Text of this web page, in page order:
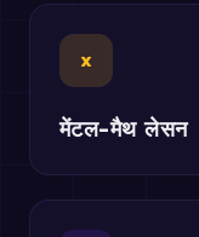
×
मेंटल-मैथ लेसन